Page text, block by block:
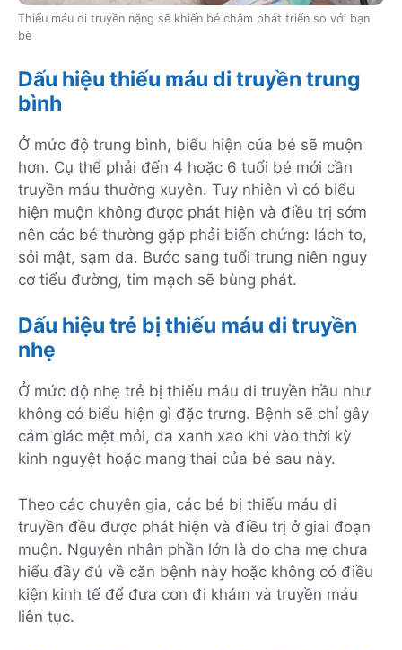
Thiếu máu di truyền nặng sẽ khiến bé chậm phát triển so với bạn
bè
Dấu hiệu thiếu máu di truyền trung
bình
Ở mức độ trung bình, biểu hiện của bé sẽ muộn
hơn. Cụ thể phải đến 4 hoặc 6 tuổi bé mới cần
truyền máu thường xuyên. Tuy nhiên vì có biểu
hiện muộn không được phát hiện và điều trị sớm
nên các bé thường gặp phải biến chứng: lách to,
sỏi mật, sạm da. Bước sang tuổi trung niên nguy
cơ tiểu đường, tim mạch sẽ bùng phát.
Dấu hiệu trẻ bị thiếu máu di truyền
nhẹ
Ở mức độ nhẹ trẻ bị thiếu máu di truyền hầu như
không có biểu hiện gì đặc trưng. Bệnh sẽ chỉ gây
cảm giác mệt mỏi, da xanh xao khi vào thời kỳ
kinh nguyệt hoặc mang thai của bé sau này.
Theo các chuyên gia, các bé bị thiếu máu di
truyền đều được phát hiện và điều trị ở giai đoạn
muộn. Nguyên nhân phần lớn là do cha mẹ chưa
hiểu đầy đủ về căn bệnh này hoặc không có điều
kiện kinh tế để đưa con đi khám và truyền máu
liên tục.